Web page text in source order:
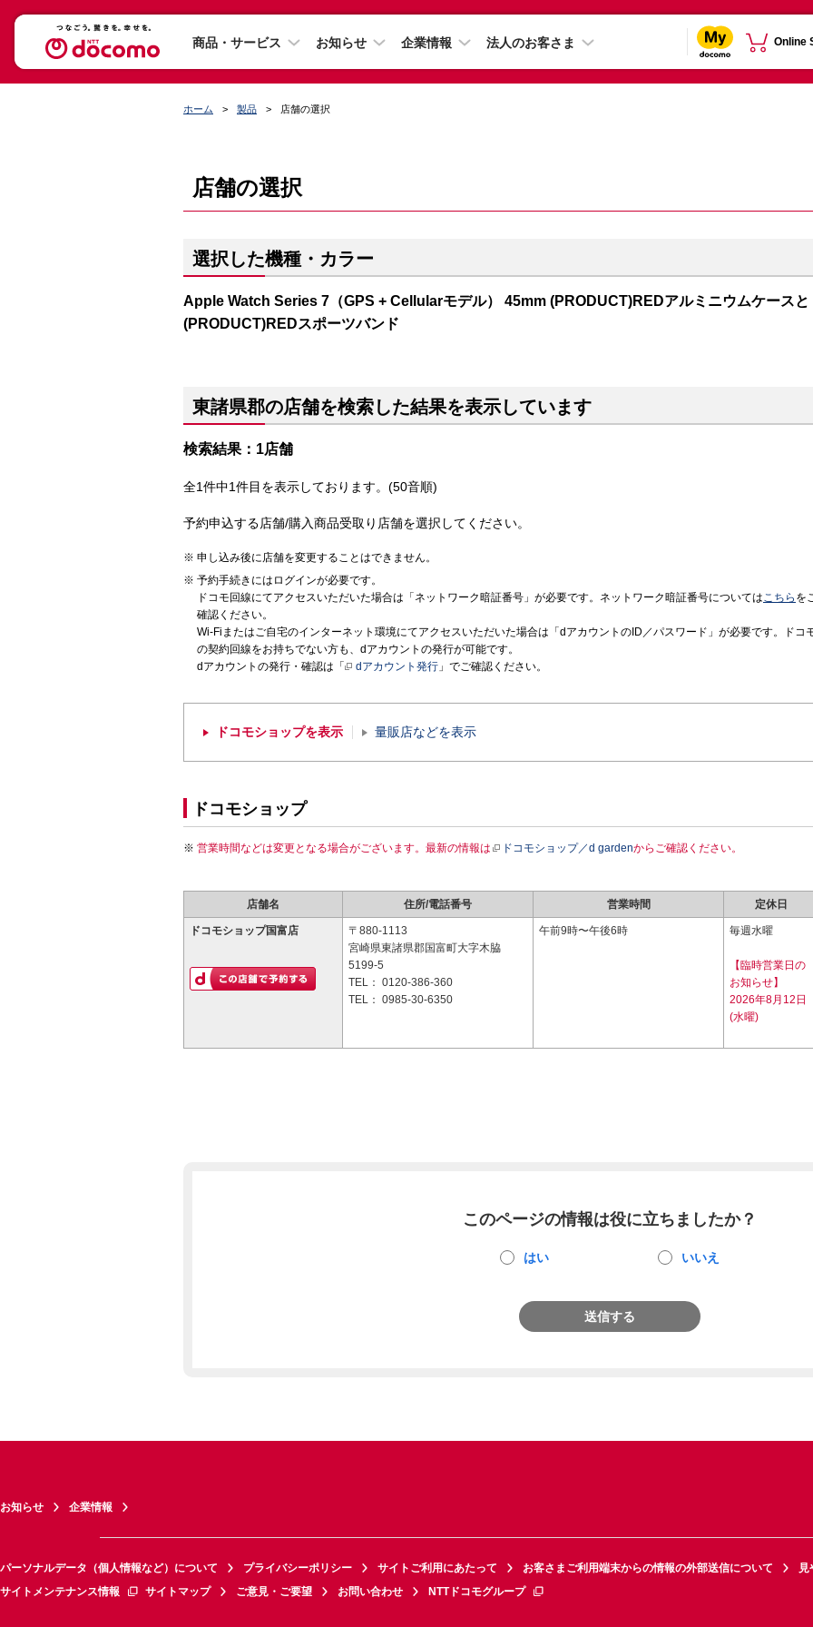
商品・サービス お知らせ 企業情報 法人のお客さま Online
ホーム 製品 店舗の選択
店舗の選択
選択した機種・カラー
Apple Watch Series 7（GPS + Cellularモデル） 45mm (PRODUCT)REDアルミニウムケースと
(PRODUCT)REDスポーツバンド
東諸県郡の店舗を検索した結果を表示しています
検索結果：1店舗
全1件中1件目を表示しております。(50音順)
予約申込する店舗/購入商品受取り店舗を選択してください。
申し込み後に店舗を変更することはできません。
予約手続きにはログインが必要です。
ドコモ回線にてアクセスいただいた場合は「ネットワーク暗証番号」が必要です。ネットワーク暗証番号についてはこちら を
確認ください。
Wi-Fiまたはご自宅のインターネット環境にてアクセスいただいた場合は「dアカウントのID／パスワード」が必要です。ドコ
の契約回線をお持ちでない方も、dアカウントの発行が可能です。
dアカウントの発行・確認は「
dアカウント発行 」でご確認ください。
ドコモショップを表示 量販店などを表示
ドコモショップ
営業時間などは変更となる場合がございます。最新の情報は ドコモショップ／d gardenからご確認ください。
店舗名 住所/電話番号 営業時間 定休日
ドコモショップ国富店
〒880-1113
宮崎県東諸県郡国富町大字木脇
5199-5
TEL： 0120-386-360
TEL： 0985-30-6350
午前9時〜午後6時 毎週水曜
【臨時営業日の
お知らせ】
2026年8月12日
(水曜)
このページの情報は役に立ちましたか？
はい いいえ
送信する
お知らせ 企業情報
パーソナルデータ（個人情報など）について プライバシーポリシー サイトご利用にあたって お客さまご利用端末からの情報の外部送信について
見
サイトメンテナンス情報
サイトマップ ご意見・ご要望 お問い合わせ NTTドコモグループ